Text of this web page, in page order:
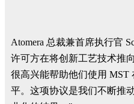
Atomera 总裁兼首席执行官
许可方在将创新工艺技术推
很高兴能帮助他们使用 MST
平。这项协议是我们不断推